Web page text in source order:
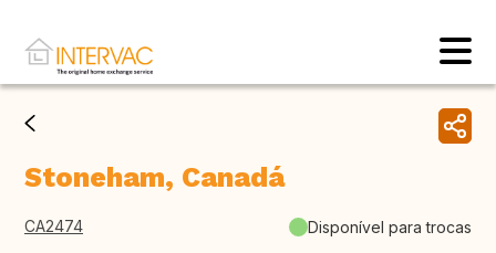
Stoneham, Canadá
CA2474 Disponível para trocas